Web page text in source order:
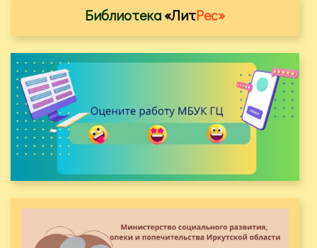
Библиотека«ЛитРес»